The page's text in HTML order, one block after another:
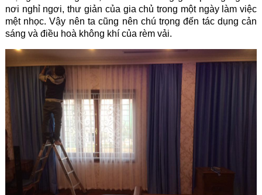
nơi nghỉ ngơi, thư giản của gia chủ trong một ngày làm việc
mệt nhọc. Vậy nên ta cũng nên chú trọng đến tác dụng cản
sáng và điều hoà không khí của rèm vải.